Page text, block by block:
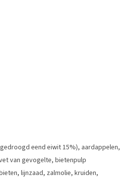
eend eiwit 15%), aardappelen,
van gevogelte, bietenpulp
lijnzaad, zalmolie, kruiden,